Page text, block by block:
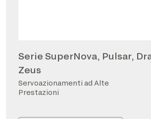
Serie SuperNova, Pulsar,
Zeus
Servoazionamenti ad Alte
Prestazioni